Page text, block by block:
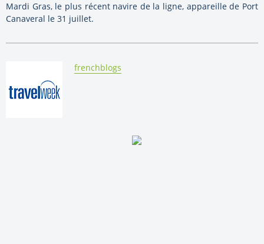
Mardi Gras, le plus récent navire de la ligne, appareille de Port
Canaveral le 31 juillet.
By:
frenchblogs